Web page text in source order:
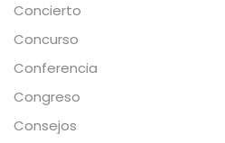
Concierto
Concurso
Conferencia
Congreso
Consejos